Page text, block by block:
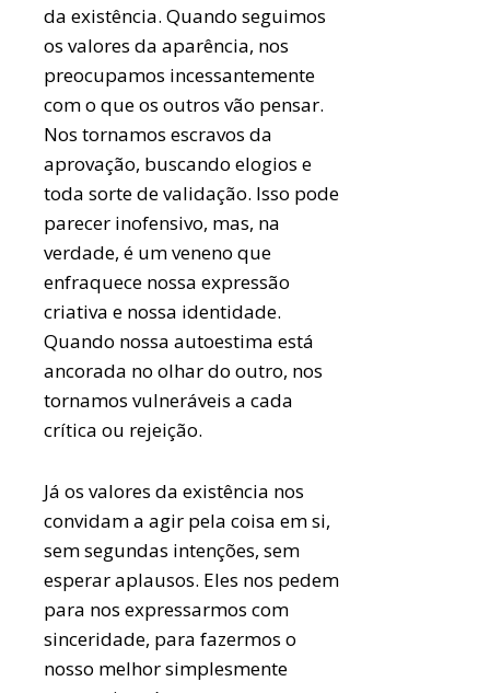
da existência. Quando seguimos
os valores da aparência, nos
preocupamos incessantemente
com o que os outros vão pensar.
Nos tornamos escravos da
aprovação, buscando elogios e
toda sorte de validação. Isso pode
parecer inofensivo, mas, na
verdade, é um veneno que
enfraquece nossa expressão
criativa e nossa identidade.
Quando nossa autoestima está
ancorada no olhar do outro, nos
tornamos vulneráveis a cada
crítica ou rejeição.
Já os valores da existência nos
convidam a agir pela coisa em si,
sem segundas intenções, sem
esperar aplausos. Eles nos pedem
para nos expressarmos com
sinceridade, para fazermos o
nosso melhor simplesmente